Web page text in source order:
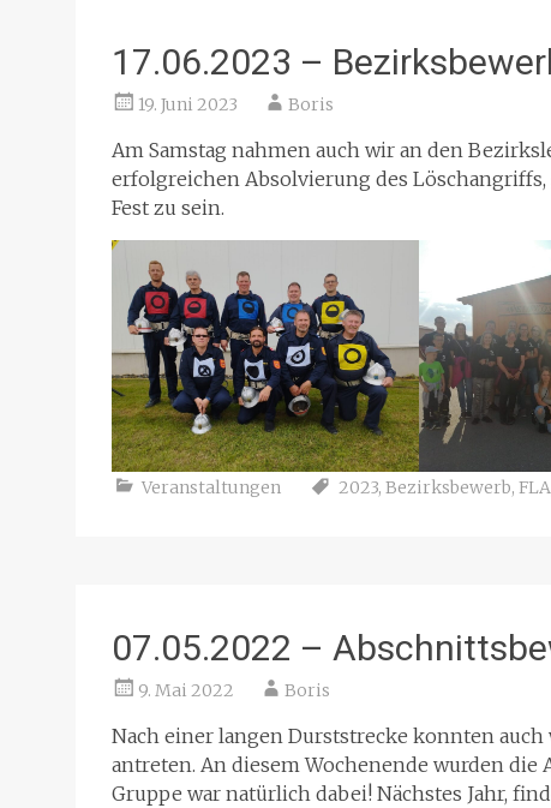
17.06.2023 –
19. Juni 2023 Boris
Am Samstag nahmen auch wir an den
erfolgreichen Absolvierung des
Fest zu sein.
Veranstaltungen 2023, Bezirksbewerb, FLA
07.05.2022 –
9. Mai 2022 Boris
Nach einer langen Durststrecke konnten
antreten. An diesem Wochenende wurden
Gruppe war natürlich dabei! Nächstes Jahr,